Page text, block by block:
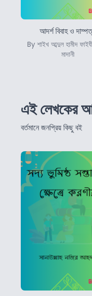
আদর্শ বিবাহ ও
By শাইখ আব্দুল হামীদ
মাদানী
এই লেখকের
বর্তমানে জনপ্রিয় কিছু বই